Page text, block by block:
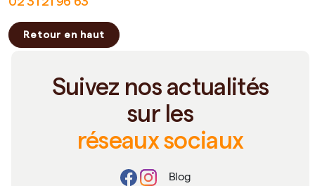
Retour en haut
Suivez nos actualités
sur les
réseaux sociaux
Blog